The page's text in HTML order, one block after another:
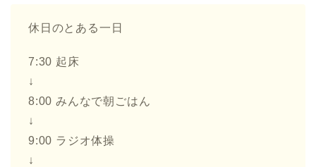
休日のとある一日
7:30 起床
↓
8:00 みんなで朝ごはん
↓
9:00 ラジオ体操
↓